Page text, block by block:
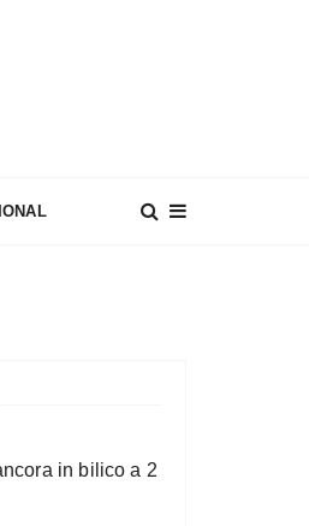
in bilico a 2